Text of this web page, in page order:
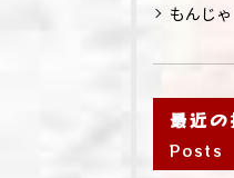
もんじ
最近の
Posts